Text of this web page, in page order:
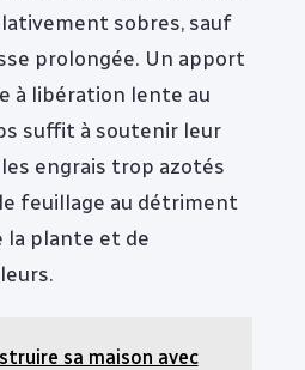
sobres, sauf
prolongée. Un apport
à libération lente au
suffit à soutenir leur
engrais trop azotés
feuillage au détriment
la plante et de
sa maison avec